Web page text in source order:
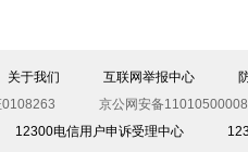
关于我们 互联网举报中心
京公网安备
12300电信用户申诉受理中心